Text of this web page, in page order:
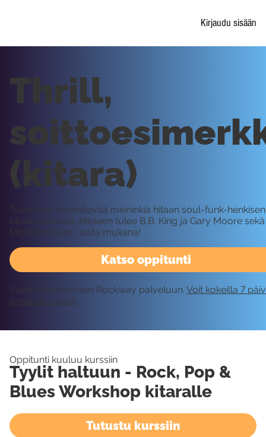
Kirjaudu sisään
Katso oppitunti
Thrill,
(kitara)
Tuskaisan helmeilevää meininkiä hitaan soul-funk-henkisen
bluesin parissa. Mieleen tulee B.B. King ja Gary Moore sekä
Midnight Blues...soita mukana!
Vaatii kirjautumisen Rockway palveluun. Voit kokeilla 7
ilmaiseksi tästä!
Oppitunti kuuluu kurssiin
Tyylit haltuun - Rock, Pop &
Blues Workshop kitaralle
Tutustu kurssiin